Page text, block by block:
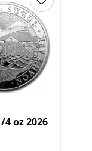
product.
de
oz 2026